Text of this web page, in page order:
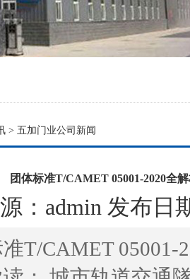
> 五加门业公司新闻
团体标准T/CAMET 05001-2020全
：admin 发布日
T/CAMET